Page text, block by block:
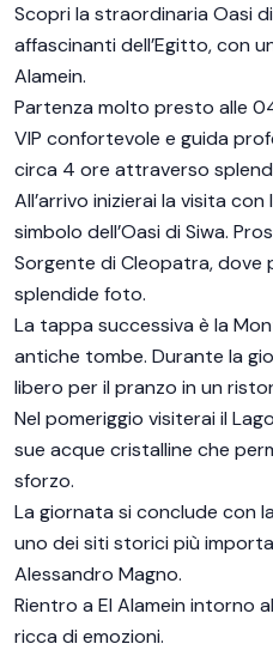
Scopri la straordinaria Oasi
affascinanti dell’Egitto, con
Alamein.
Partenza molto presto alle
VIP confortevole e guida
circa 4 ore attraverso
All’arrivo inizierai la visita
simbolo dell’Oasi di Siwa.
Sorgente di Cleopatra,
splendide foto.
La tappa successiva è la
antiche tombe. Durante la
libero per il pranzo in un
Nel pomeriggio visiterai il
sue acque cristalline che
sforzo.
La giornata si conclude con
uno dei siti storici più
Alessandro Magno.
Rientro a El Alamein intorno
ricca di emozioni.